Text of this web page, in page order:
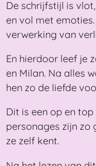
De schrijfstijl is
en vol met
verwerking van
En hierdoor leef je
en Milan. Na alles
hen zo de liefde
Dit is een op en
personages zijn
ze zelf kent.